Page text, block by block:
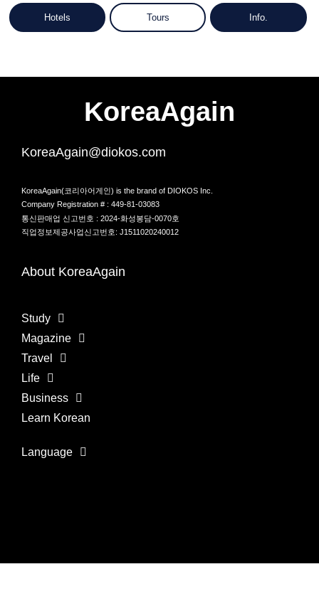
Hotels Tours Info.
KoreaAgain
KoreaAgain@diokos.com
KoreaAgain(코리아어게인) is the brand of DIOKOS Inc.
Company Registration # : 449-81-03083
통신판매업 신고번호 : 2024-화성봉담-0070호
직업정보제공사업신고번호: J1511020240012
About KoreaAgain
Study
Magazine
Travel
Life
Business
Learn Korean
Language